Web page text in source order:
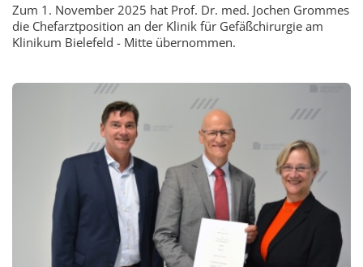
Zum 1. November 2025 hat Prof. Dr. med. Jochen Grommes
die Chefarztposition an der Klinik für Gefäßchirurgie am
Klinikum Bielefeld - Mitte übernommen.